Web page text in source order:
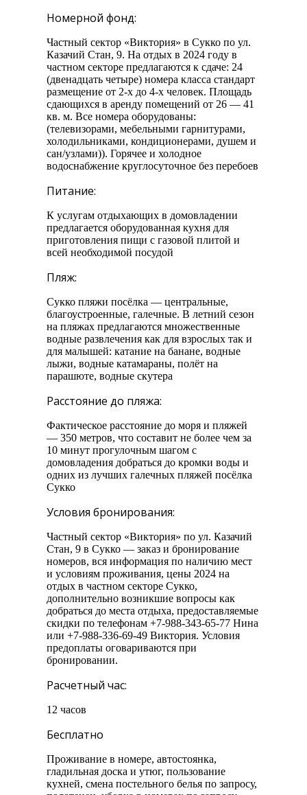
Номерной фонд:
Частный сектор «Виктория» в Сукко по ул.
Казачий Стан, 9. На отдых в 2024 году в
частном секторе предлагаются к сдаче: 24
(двенадцать четыре) номера класса стандарт
размещение от 2-х до 4-х человек. Площадь
сдающихся в аренду помещений от 26 — 41
кв. м. Все номера оборудованы:
(телевизорами, мебельными гарнитурами,
холодильниками, кондиционерами, душем и
сан/узлами)). Горячее и холодное
водоснабжение круглосуточное без перебоев
Питание:
К услугам отдыхающих в домовладении
предлагается оборудованная кухня для
приготовления пищи с газовой плитой и
всей необходимой посудой
Пляж:
Сукко пляжи посёлка — центральные,
благоустроенные, галечные. В летний сезон
на пляжах предлагаются множественные
водные развлечения как для взрослых так и
для малышей: катание на банане, водные
лыжи, водные катамараны, полёт на
парашюте, водные скутера
Расстояние до пляжа:
Фактическое расстояние до моря и пляжей
— 350 метров, что составит не более чем за
10 минут прогулочным шагом с
домовладения добраться до кромки воды и
одних из лучших галечных пляжей посёлка
Сукко
Условия бронирования:
Частный сектор «Виктория» по ул. Казачий
Стан, 9 в Сукко — заказ и бронирование
номеров, вся информация по наличию мест
и условиям проживания, цены 2024 на
отдых в частном секторе Сукко,
дополнительно возникшие вопросы как
добраться до места отдыха, предоставляемые
скидки по телефонам +7-988-343-65-77 Нина
или +7-988-336-69-49 Виктория. Условия
предоплаты оговариваются при
бронировании.
Расчетный час:
12 часов
Бесплатно
Проживание в номере, автостоянка,
гладильная доска и утюг, пользование
кухней, смена постельного белья по запросу,